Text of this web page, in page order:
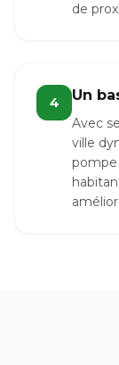
de
4 Un
Avec
ville
pompe